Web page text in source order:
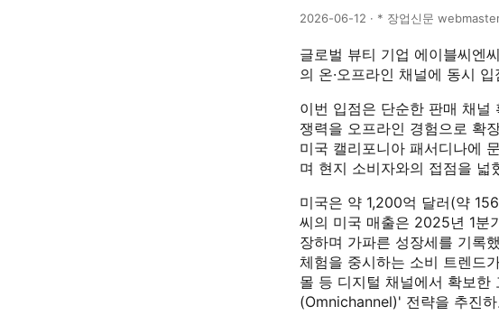
2026-06-12 · * 장업신문
글로벌 뷰티 기업 에이블씨엔
의 온·오프라인 채널에 동시
이번 입점은 단순한 판매 채널
쟁력을 오프라인 경험으로 확
미국 캘리포니아 패서디나에
며 현지 소비자와의 접점을 넓
미국은 약 1,200억 달러(약
씨의 미국 매출은 2025년 1분
장하며 가파른 성장세를 기록
체험을 중시하는 소비 트렌드
몰 등 디지털 채널에서 확보한
(Omnichannel)' 전략을 추진